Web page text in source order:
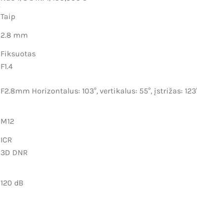
Taip
2.8 mm
Fiksuotas
F1.4
F2.8mm Horizontalus: 103°, vertikalus: 55°, įstrižas:
M12
ICR
3D DNR
120 dB